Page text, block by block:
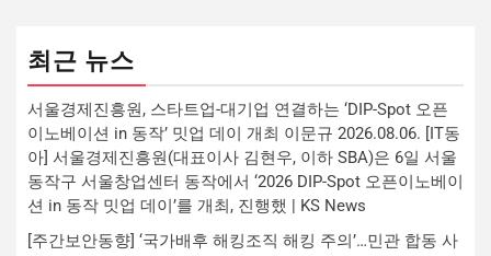
최근 뉴스
서울경제진흥원, 스타트업-대기업 연결하는 ‘DIP-Spot 오픈
이노베이션 in 동작’ 밋업 데이 개최 이문규 2026.08.06. [IT동
아] 서울경제진흥원(대표이사 김현우, 이하 SBA)은 6일 서울
동작구 서울창업센터 동작에서 ‘2026 DIP-Spot 오픈이노베이
션 in 동작 밋업 데이’를 개최, 진행했 | KS News
[주간보안동향] ‘국가배후 해킹조직 해킹 주의’…민관 합동 사